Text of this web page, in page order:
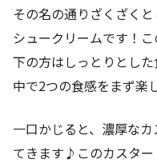
その名の通りざくざく
シュークリームです！
下の方はしっとりとし
中で2つの食感をまず楽
一口かじると、濃厚な
てきます♪このカスター